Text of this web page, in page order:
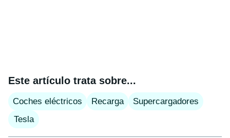
Este artículo trata sobre...
Coches eléctricos Recarga
Supercargadores
Tesla